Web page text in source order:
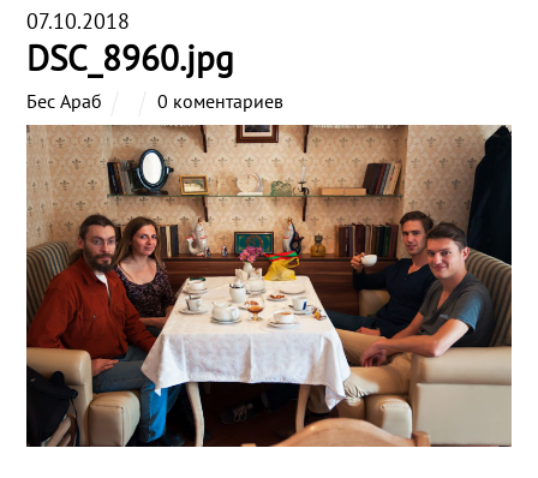
07.10.2018
DSC_8960.jpg
Бес Араб 0 коментариев